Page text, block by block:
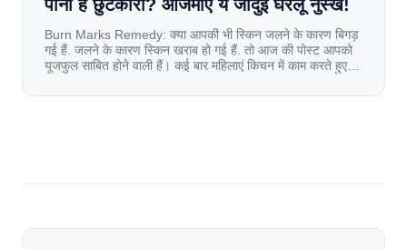
पाना है छुटकारा? आजमाएं ये जादुई घरेलू नुस्खे!
Burn Marks Remedy: क्या आपकी भी स्किन जलने के कारण बिगड़
गई हैं. जलने के कारण स्किन खराब हो गई हैं. तो आज की पोस्ट आपको
यूजफुल साबित होने वाली हैं। कई बार महिलाएं किचन में काम करते हुए
[…]